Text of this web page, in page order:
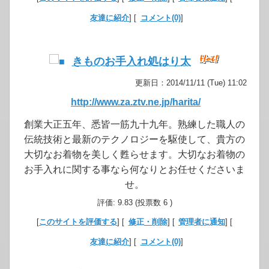
友達に紹介] [ コメント(0)]
きものお手入れ処はり太
更新日：2014/11/11 (Tue) 11:02
http://www.za.ztv.ne.jp/harita/
創業大正五年、悉皆一筋九十九年。熟練した職人の
伝統技術と最新のテクノロジーを駆使して、貴方の
大切なお着物を美しく甦らせます。大切なお着物の
お手入れに関する事なら何なりとお任せくださいま
せ。
評価: 9.83 (投票数 6 )
[このサイトを評価する] [ 修正・削除] [ 管理者に通知] [
友達に紹介] [ コメント(0)]